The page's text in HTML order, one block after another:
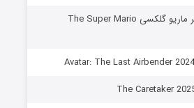
دانلود انیمیشن سوپر ماریو گلکسی The Super Mario